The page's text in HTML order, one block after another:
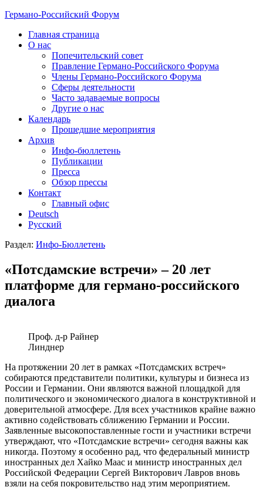
Германо-Российский Форум
Главная страница
О нас
Попечительский совет
Правление Германо-Российского Форума
Члены Германо-Российского Форума
Сферы деятельности
Часто задаваемые вопросы
Другие о нас
Календарь
Прошедшие мероприятия
Архив
Инфо-бюллетень
Публикации
Пресса
Обзор прессы
Контакт
Главный офис
Deutsch
Русский
Раздел: Инфо-Бюллетень
«Потсдамские встречи» – 20 лет
платформе для германо-российского
диалога
Проф. д-р Райнер
Линднер
На протяжении 20 лет в рамках «Потсдамских встреч»
собираются представители политики, культуры и бизнеса из
России и Германии. Они являются важной площадкой для
политического и экономического диалога в конструктивной и
доверительной атмосфере. Для всех участников крайне важно
активно содействовать сближению Германии и России.
Заявленные высокопоставленные гости и участники встречи
утверждают, что «Потсдамские встречи» сегодня важны как
никогда. Поэтому я особенно рад, что федеральный министр
иностранных дел Хайко Маас и министр иностранных дел
Российской Федерации Сергей Викторович Лавров вновь
взяли на себя покровительство над этим мероприятием.